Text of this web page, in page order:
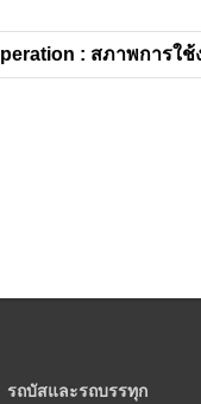
: สภาพการใ
รถบัสและรถบรรทุก